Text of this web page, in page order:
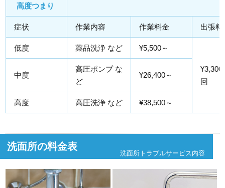
高度つまり
症状 作業内容 作業料金 出張料
低度 薬品洗浄 など ¥5,500～
¥3,300
回
中度
高圧ポンプ な
ど
¥26,400～
高度 高圧洗浄 など ¥38,500～
洗面所の料金表
洗面所トラブルサービス内容